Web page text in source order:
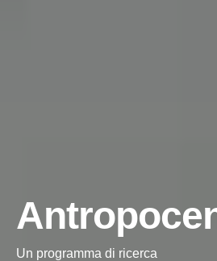
Un programma di ricerca